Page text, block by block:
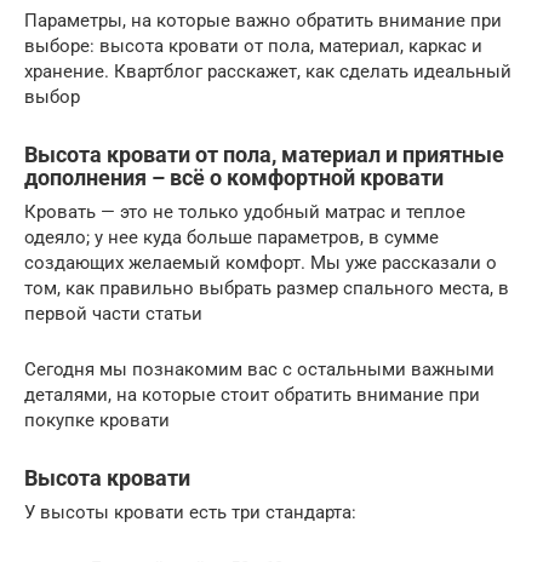
Параметры, на которые важно обратить внимание при
выборе: высота кровати от пола, материал, каркас и
хранение. Квартблог расскажет, как сделать идеальный
выбор
Высота кровати от пола, материал и приятные
дополнения – всё о комфортной кровати
Кровать — это не только удобный матрас и теплое
одеяло; у нее куда больше параметров, в сумме
создающих желаемый комфорт. Мы уже рассказали о
том, как правильно выбрать размер спального места, в
первой части статьи
Сегодня мы познакомим вас с остальными важными
деталями, на которые стоит обратить внимание при
покупке кровати
Высота кровати
У высоты кровати есть три стандарта: